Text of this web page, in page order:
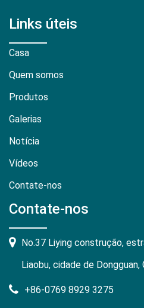
Links úteis
Casa
Quem somos
Produtos
Galerias
Notícia
Vídeos
Contate-nos
Contate-nos
No.37 Liying construção,
Liaobu, cidade de Dongguan,
+86-0769 8929 3275